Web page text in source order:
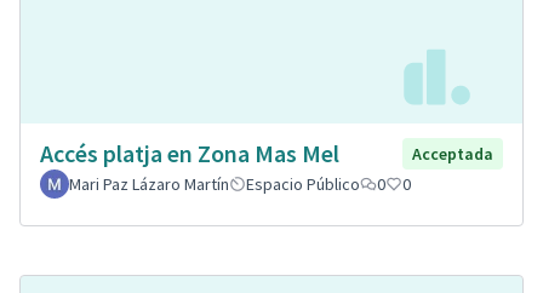
Accés platja en Zona Mas Mel
Acceptada
Mari Paz Lázaro Martín
Espacio Público 0 0